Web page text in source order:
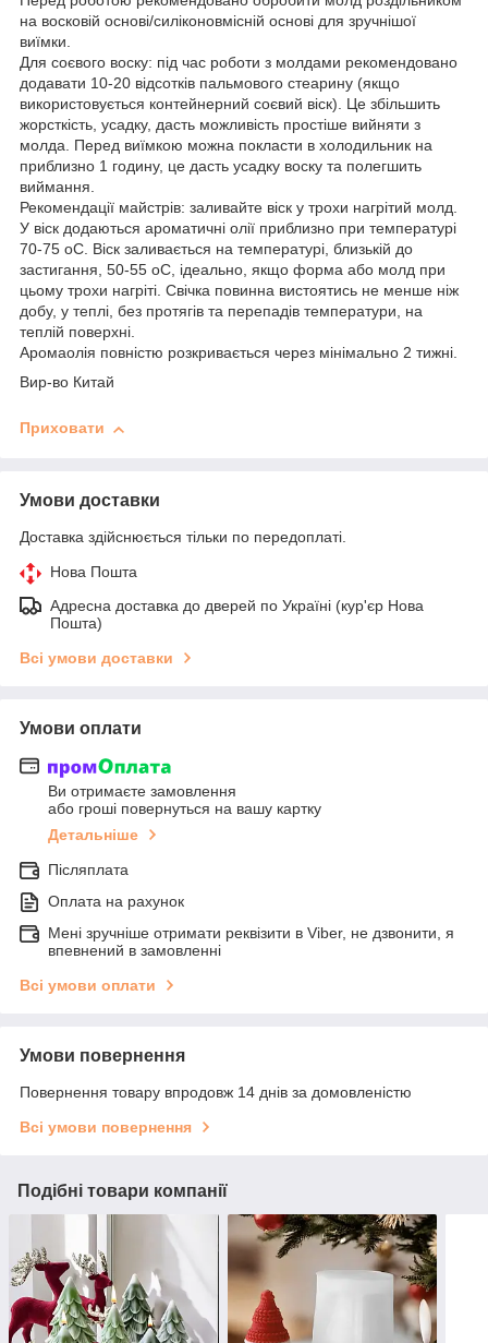
на восковій основі/силіконовмісній основі для зручнішої
виїмки.
Для соєвого воску: під час роботи з молдами рекомендовано
додавати 10-20 відсотків пальмового стеарину (якщо
використовується контейнерний соєвий віск). Це збільшить
жорсткість, усадку, дасть можливість простіше вийняти з
молда. Перед виїмкою можна покласти в холодильник на
приблизно 1 годину, це дасть усадку воску та полегшить
виймання.
Рекомендації майстрів: заливайте віск у трохи нагрітий молд.
У віск додаються ароматичні олії приблизно при температурі
70-75 оС. Віск заливається на температурі, близькій до
застигання, 50-55 оС, ідеально, якщо форма або молд при
цьому трохи нагріті. Свічка повинна вистоятись не менше ніж
добу, у теплі, без протягів та перепадів температури, на
теплій поверхні.
Аромаолія повністю розкривається через мінімально 2 тижні.
Вир-во Китай
Приховати
Умови доставки
Доставка здійснюється тільки по передоплаті.
Нова Пошта
Адресна доставка до дверей по Україні (кур'єр Нова
Пошта)
Всі умови доставки
Умови оплати
Ви отримаєте замовлення
або гроші повернуться на вашу картку
Детальніше
Післяплата
Оплата на рахунок
Мені зручніше отримати реквізити в Viber, не дзвонити, я
впевнений в замовленні
Всі умови оплати
Умови повернення
Повернення товару впродовж 14 днів за домовленістю
Всі умови повернення
Подібні товари компанії